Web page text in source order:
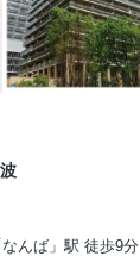
んば」駅 徒歩9分